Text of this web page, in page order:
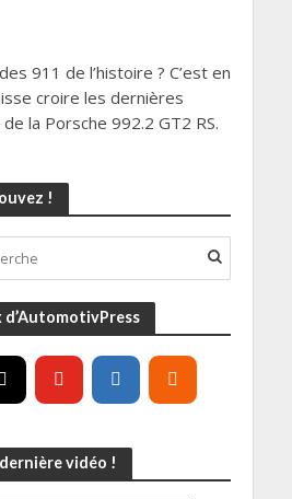
911 de l’histoire ? C’est en
croire les dernières
la Porsche 992.2 GT2 RS.
!
d’AutomotivPress
vidéo !